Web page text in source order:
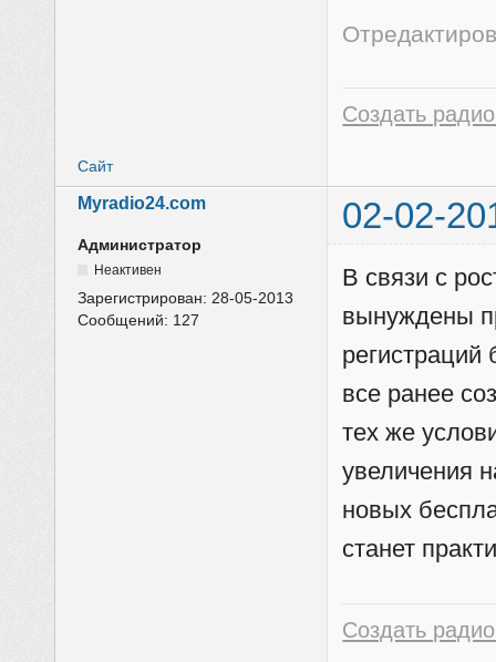
Создать
Сайт
Myradio24.com 02-02-
Администратор
Неактивен
Зарегистрирован: 28-05-2013
Сообщений: 127
В связи с
вынуждены
все ранее
тех же
увеличения
новых
станет
Создать